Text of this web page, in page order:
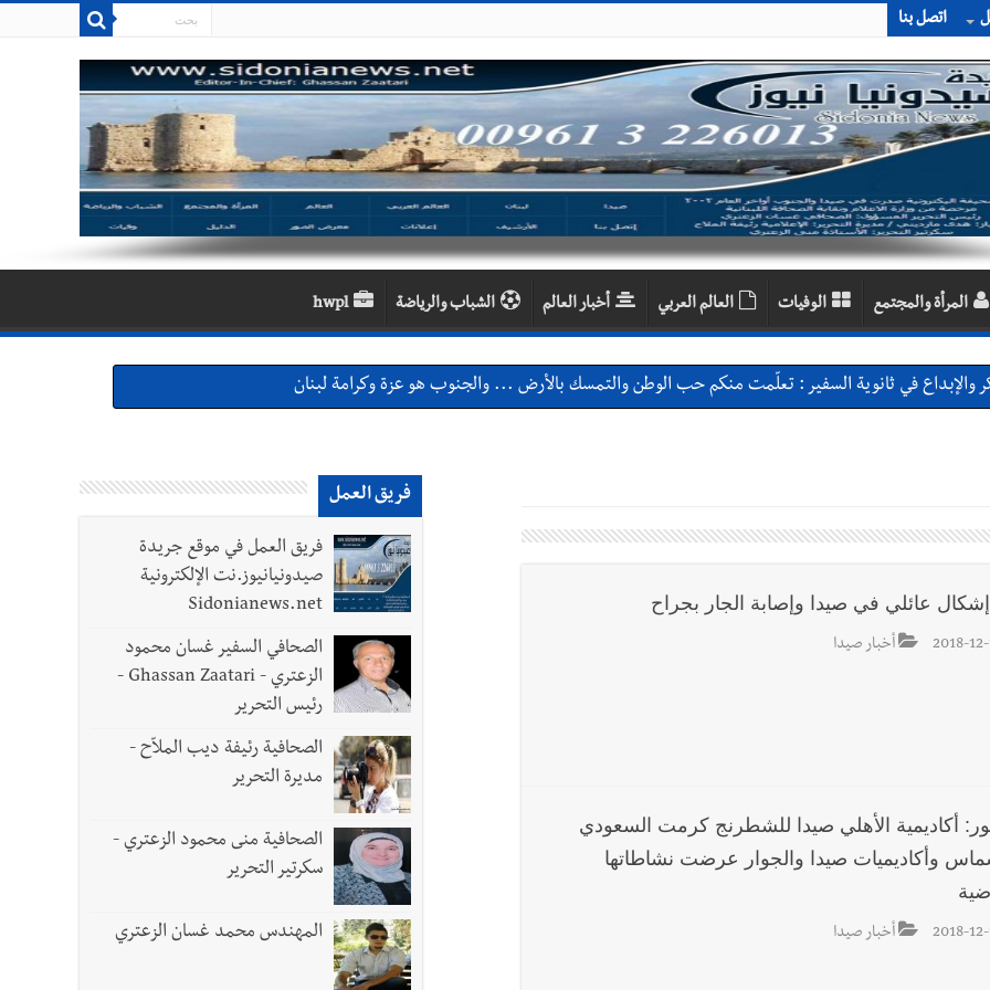
اتصل بنا
المرأة والمجتمع الوفيات العالم العربي أخبار العالم الشباب والرياضة hwpl
في ثانوية السفير : تعلّمت منكم حب الوطن والتمسك بالأرض ... والجنوب هو عزة وكرامة لبنان
بسبب الإزعاج الصوتي
آخر نقطة للجيش اللبناني
تقسيط المفعول الرجعي
دبور: تداخل السياسة بالقضاء ولبنان قد يسلّمه إلى السلطة
غربي يُحذّر من الفراغ !
إشكال عائلي في صيدا وإصابة الجار بجراح
2018- أخبار صيدا
أكاديمية الأهلي صيدا للشطرنج كرمت السعودي
وأكاديميات صيدا والجوار عرضت نشاطاتها
2018- أخبار صيدا
فريق العمل
فريق العمل في موقع جريدة
صيدونيانيوز.نت الإلكترونية
Sidonianews.net
الصحافي السفير غسان محمود
الزعتري - Ghassan Zaatari -
رئيس التحرير
الصحافية رئيفة ديب الملاّح -
مديرة التحرير
الصحافية منى محمود الزعتري -
سكرتير التحرير
المهندس محمد غسان الزعتري